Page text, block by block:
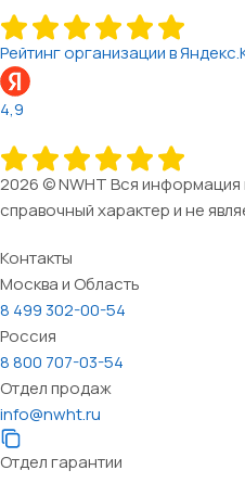
Рейтинг организации в
4,9
2026 © NWHT Вся информация
справочный характер и не
Контакты
Москва и Область
8 499 302-00-54
Россия
8 800 707-03-54
Отдел продаж
info@nwht.ru
Отдел гарантии